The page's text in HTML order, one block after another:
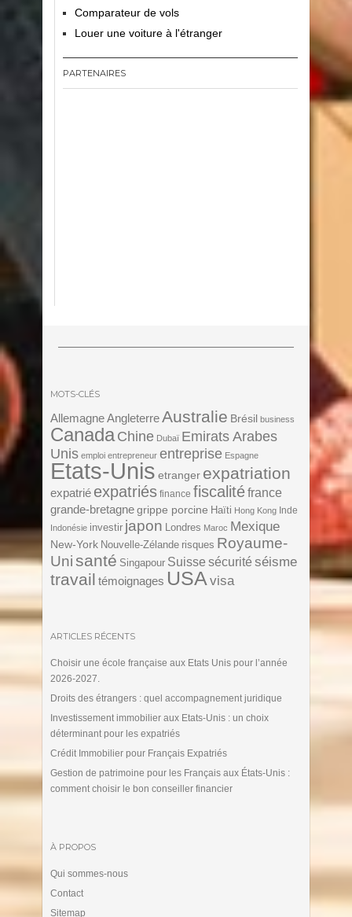
Comparateur de vols
Louer une voiture à l'étranger
PARTENAIRES
MOTS-CLÉS
Allemagne AngleterreAustralie Brésil business
Canada Chine Dubaï Emirats Arabes
Unis emploi entrepreneur entreprise Espagne
Etats-Unis etranger expatriation
expatrié expatriés finance fiscalitéfrance
grande-bretagne grippe porcine Haïti Hong Kong Inde
Indonésie investir japon Londres Maroc Mexique
New-York Nouvelle-Zélande risques Royaume-
Unisanté Singapour Suisse sécurité séisme
travail témoignages USA visa
ARTICLES RÉCENTS
Choisir une école française aux Etats Unis pour l’année
2026-2027.
Droits des étrangers : quel accompagnement juridique
Investissement immobilier aux Etats-Unis : un choix
déterminant pour les expatriés
Crédit Immobilier pour Français Expatriés
Gestion de patrimoine pour les Français aux États-Unis :
comment choisir le bon conseiller financier
À PROPOS
Qui sommes-nous
Contact
Sitemap